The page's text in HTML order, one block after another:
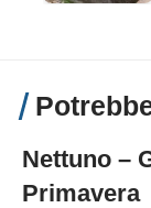
Nettuno –
Primavera